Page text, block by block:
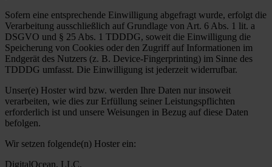
Sofern eine entsprechende Einwilligung abgefragt wurde, erfolgt die
Verarbeitung ausschließlich auf Grundlage von Art. 6 Abs. 1 lit. a
DSGVO und § 25 Abs. 1 TDDDG, soweit die Einwilligung die
Speicherung von Cookies oder den Zugriff auf Informationen im
Endgerät des Nutzers (z. B. Device-Fingerprinting) im Sinne des
TDDDG umfasst. Die Einwilligung ist jederzeit widerrufbar.
Unser(e) Hoster wird bzw. werden Ihre Daten nur insoweit
verarbeiten, wie dies zur Erfüllung seiner Leistungspflichten
erforderlich ist und unsere Weisungen in Bezug auf diese Daten
befolgen.
Wir setzen folgende(n) Hoster ein:
DigitalOcean, LLC.